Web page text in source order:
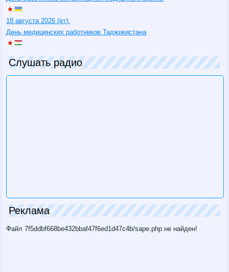
18 августа 2026 (вт):
День медицинских работников Таджикистана
Слушать радио
Реклама
Файл 7f5ddbf668be432bbaf47f6ed1d47c4b/sape.php не найден!